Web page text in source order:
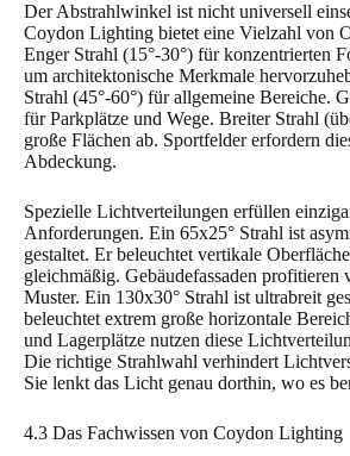
Der Abstrahlwinkel ist nicht universell
Coydon Lighting bietet eine Vielzahl von
Enger Strahl (15°-30°) für konzentrierten
um architektonische Merkmale
Strahl (45°-60°) für allgemeine Bereiche.
für Parkplätze und Wege. Breiter Strahl
große Flächen ab. Sportfelder erfordern
Abdeckung.
Spezielle Lichtverteilungen erfüllen
Anforderungen. Ein 65x25° Strahl ist
gestaltet. Er beleuchtet vertikale
gleichmäßig. Gebäudefassaden profitieren
Muster. Ein 130x30° Strahl ist ultrabreit
beleuchtet extrem große horizontale
und Lagerplätze nutzen diese
Die richtige Strahlwahl verhindert
Sie lenkt das Licht genau dorthin, wo es
4.3 Das Fachwissen von Coydon Lighting